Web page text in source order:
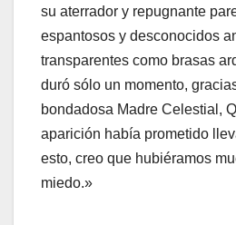
su aterrador y repugnante
espantosos y desconocidos
transparentes como brasas
duró sólo un momento,
bondadosa Madre Celestial,
aparición había prometido
esto, creo que hubiéramos
miedo.»